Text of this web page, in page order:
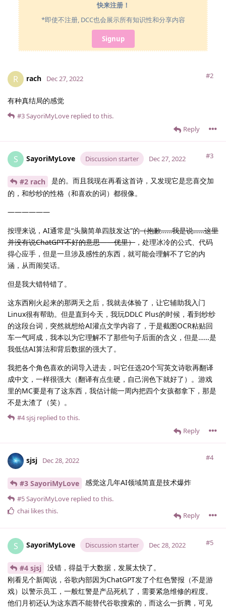
快来注册！
*即使不注册, DCC也会展示所有知识性和分享内容
Signup
R rach #2
Dec 27, 2022
有种真结局的感觉
Reply
#3SayoriMyLove replied to this.
S SayoriMyLove Discussion starter #3
Dec 27, 2022
#2 rach
是的。而且我现在再看这首诗，又发现它是悲喜交加
的，和纱纱的性格（和喜欢的词）都很像。
——————
按理来说，AI通常是“头脑简单四肢发达”的（抱歉……我是说……这里
并没有说ChatGPT不好的意思——优里） ，处理冰冷的公式、代码
得心应手，但是一旦涉及感性的东西，就可能会理解不了它的内
涵，从而闹笑话。
但是我大错特错了。
这东西刚火起来的那两天之后，我就去体验了，让它辅助我入门
Linux很有帮助。但是直到今天，我玩DDLC Plus的时候，看到纱纱
的这段台词，突然就想给AI灌点文学内容了，于是截图OCR粘贴回
车一气呵成，我本以为它理解不了那些句子后面的含义，但是……是
我低估AI算法和背后数据的强大了。
我把各个角色喜欢的词导入进去，叫它任选20个写英文诗歌再翻译
成中文，一样很强大（翻译有点生硬，自己润色下就好了）。游戏
里的MC要是有了这东西，我估计能一周内把四个女孩都拿下，那是
不是太渣了（笑）。
Reply
#4sjsj replied to this.
sjsj #4
Dec 28, 2022
#3 SayoriMyLove 感觉这几年AI领域简直是技术爆炸
Reply
#5SayoriMyLove replied to this.
chai likes this.
S SayoriMyLove Discussion starter #5
Dec 28, 2022
#4 sjsj
没错，得益于大数据，发展太快了。
刚看见个新闻说，谷歌内部因为ChatGPT发了个红色警报（不是游
戏）以警示员工，一般红警是产品死机了，需要紧急维修的程度。
他们月初还认为这东西不能替代谷歌搜索的，而这么一折腾，可见